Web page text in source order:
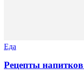
Еда
Рецепты